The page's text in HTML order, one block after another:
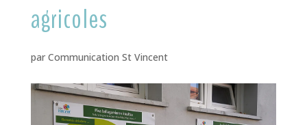
agricoles
par Communication St Vincent